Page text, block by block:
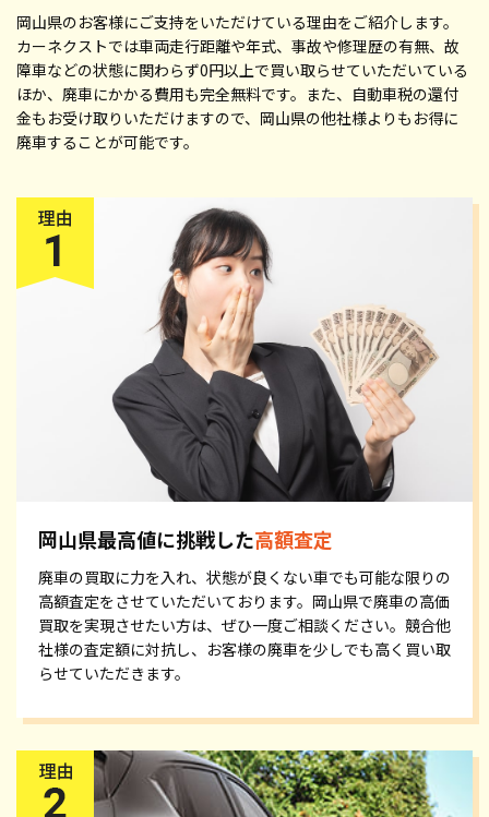
岡山県のお客様にご支持をいただけている理由をご紹介します。
カーネクストでは車両走行距離や年式、事故や修理歴の有無、故
障車などの状態に関わらず0円以上で買い取らせていただいている
ほか、廃車にかかる費用も完全無料です。また、自動車税の還付
金もお受け取りいただけますので、岡山県の他社様よりもお得に
廃車することが可能です。
岡山県最高値に挑戦した高額査定
廃車の買取に力を入れ、状態が良くない車でも可能な限りの
高額査定をさせていただいております。岡山県で廃車の高価
買取を実現させたい方は、ぜひ一度ご相談ください。競合他
社様の査定額に対抗し、お客様の廃車を少しでも高く買い取
らせていただきます。